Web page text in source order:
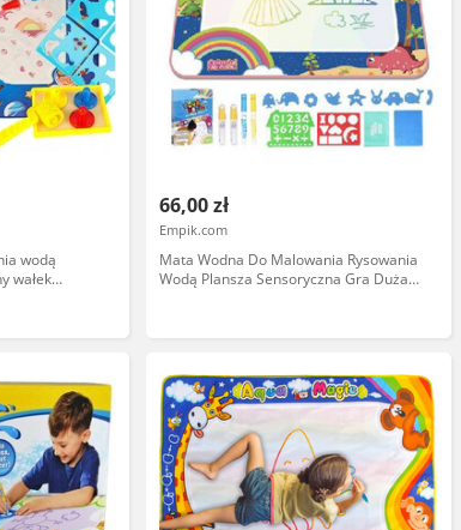
wodą
wałek
66,00 zł
Empik.com
Mata Wodna Do Malowania Rysowania
Wodą Plansza Sensoryczna Gra Duża